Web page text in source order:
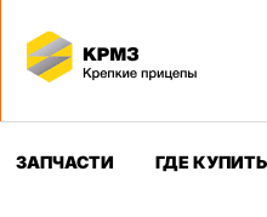
ЗАПЧАСТИ ГДЕ КУПИТЬ